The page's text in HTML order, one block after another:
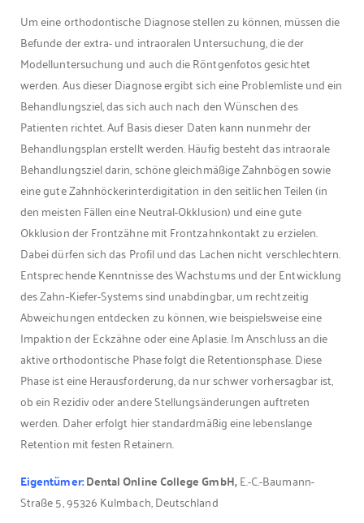
Um eine orthodontische Diagnose stellen zu können, müssen die
Befunde der extra- und intraoralen Untersuchung, die der
Modelluntersuchung und auch die Röntgenfotos gesichtet
werden. Aus dieser Diagnose ergibt sich eine Problemliste und ein
Behandlungsziel, das sich auch nach den Wünschen des
Patienten richtet. Auf Basis dieser Daten kann nunmehr der
Behandlungsplan erstellt werden. Häufig besteht das intraorale
Behandlungsziel darin, schöne gleichmäßige Zahnbögen sowie
eine gute Zahnhöckerinterdigitation in den seitlichen Teilen (in
den meisten Fällen eine Neutral-Okklusion) und eine gute
Okklusion der Frontzähne mit Frontzahnkontakt zu erzielen.
Dabei dürfen sich das Profil und das Lachen nicht verschlechtern.
Entsprechende Kenntnisse des Wachstums und der Entwicklung
des Zahn-Kiefer-Systems sind unabdingbar, um rechtzeitig
Abweichungen entdecken zu können, wie beispielsweise eine
Impaktion der Eckzähne oder eine Aplasie. Im Anschluss an die
aktive orthodontische Phase folgt die Retentionsphase. Diese
Phase ist eine Herausforderung, da nur schwer vorhersagbar ist,
ob ein Rezidiv oder andere Stellungsänderungen auftreten
werden. Daher erfolgt hier standardmäßig eine lebenslange
Retention mit festen Retainern.
Eigentümer:Dental Online College GmbH,E.-C.-Baumann-
Straße 5, 95326 Kulmbach, Deutschland